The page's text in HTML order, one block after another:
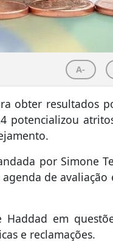
A-
obter resultados
potencializou
por Simone
de avaliação
em
e reclamações.